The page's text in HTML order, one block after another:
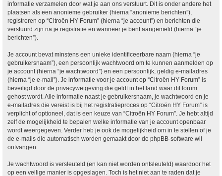
informatie verzamelen door wat je aan ons verstuurt. Dit is onder andere het
plaatsen als een anonieme gebruiker (hierna “anonieme berichten”),
registreren op “Citroën HY Forum” (hierna “je account”) en berichten die
verstuurd zijn na je registratie en wanneer je bent aangemeld (hierna “je
berichten”).
Je account bevat minstens een unieke identificeerbare naam (hierna “je
gebruikersnaam”), een persoonlijk wachtwoord om te kunnen aanmelden op
je account (hierna “je wachtwoord”) en een persoonlijk, geldig e-mailadres
(hierna “je e-mail”). Je informatie voor je account op “Citroën HY Forum” is
beveiligd door de privacywetgeving die geldt in het land waar dit forum
gehost wordt. Alle informatie naast je gebruikersnaam, je wachtwoord en je
e-mailadres die vereist is bij het registratieproces op “Citroën HY Forum” is
verplicht of optioneel, dat is een keuze van “Citroën HY Forum”. Je hebt altijd
zelf de mogelijkheid te bepalen welke informatie van je account openbaar
wordt weergegeven. Verder heb je ook de mogelijkheid om in te stellen of je
de e-mails die automatisch worden gemaakt door de phpBB-software wil
ontvangen.
Je wachtwoord is versleuteld (en kan niet worden ontsleuteld) waardoor het
op een veilige manier is opgeslagen. Toch is het niet aan te raden dat je